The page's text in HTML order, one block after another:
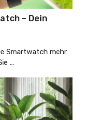
– Dein
Smartwatch mehr
…